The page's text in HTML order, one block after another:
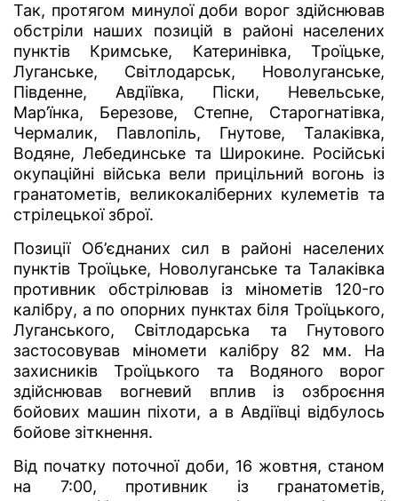
Так, протягом минулої доби ворог здійснював
обстріли наших позицій в районі населених
пунктів Кримське, Катеринівка, Троїцьке,
Луганське, Світлодарськ, Новолуганське,
Південне, Авдіївка, Піски, Невельське,
Мар’їнка, Березове, Степне, Старогнатівка,
Чермалик, Павлопіль, Гнутове, Талаківка,
Водяне, Лебединське та Широкине. Російські
окупаційні війська вели прицільний вогонь із
гранатометів, великокаліберних кулеметів та
стрілецької зброї.
Позиції Об’єднаних сил в районі населених
пунктів Троїцьке, Новолуганське та Талаківка
противник обстрілював із мінометів 120-го
калібру, а по опорних пунктах біля Троїцького,
Луганського, Світлодарська та Гнутового
застосовував міномети калібру 82 мм. На
захисників Троїцького та Водяного ворог
здійснював вогневий вплив із озброєння
бойових машин піхоти, а в Авдіївці відбулось
бойове зіткнення.
Від початку поточної доби, 16 жовтня, станом
на 7:00, противник із гранатометів,